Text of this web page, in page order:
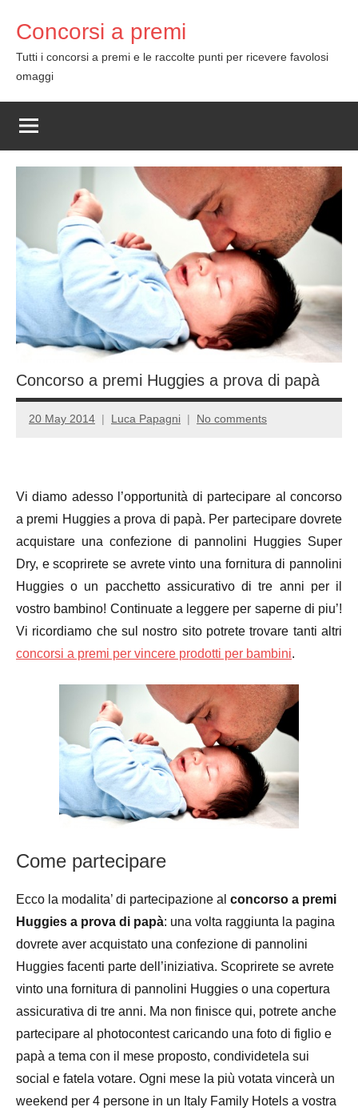
content
Concorsi a premi
Tutti i concorsi a premi e le raccolte punti per ricevere favolosi
omaggi
Concorso a premi Huggies a prova di papà
20 May 2014 Luca Papagni No comments
Vi diamo adesso l’opportunità di partecipare al concorso
a premi Huggies a prova di papà. Per partecipare dovrete
acquistare una confezione di pannolini Huggies Super
Dry, e scoprirete se avrete vinto una fornitura di pannolini
Huggies o un pacchetto assicurativo di tre anni per il
vostro bambino! Continuate a leggere per saperne di piu’!
Vi ricordiamo che sul nostro sito potrete trovare tanti altri
concorsi a premi per vincere prodotti per bambini.
Come partecipare
Ecco la modalita’ di partecipazione al concorso a premi
Huggies a prova di papà: una volta raggiunta la pagina
dovrete aver acquistato una confezione di pannolini
Huggies facenti parte dell’iniziativa. Scoprirete se avrete
vinto una fornitura di pannolini Huggies o una copertura
assicurativa di tre anni. Ma non finisce qui, potrete anche
partecipare al photocontest caricando una foto di figlio e
papà a tema con il mese proposto, condividetela sui
social e fatela votare. Ogni mese la più votata vincerà un
weekend per 4 persone in un Italy Family Hotels a vostra